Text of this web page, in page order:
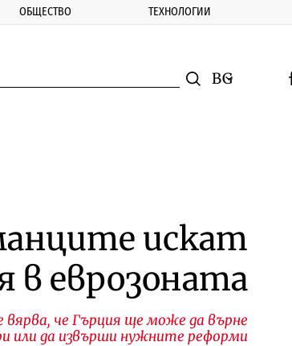
ОБЩЕСТВО ТЕХНОЛОГИИ
Смяна на
искат
в еврозоната
вярва, че Гърция ще може да върне
или да извърши нужните реформи